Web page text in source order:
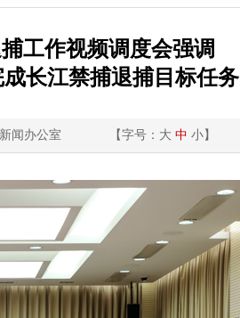
工作视频调度会强调
长江禁捕退捕目标任务
闻办公室 【字号： 大 中 小】